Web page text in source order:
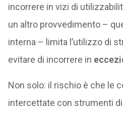
incorrere in vizi di
un altro provvedimento –
interna – limita l’utilizzo di
evitare di incorrere in
Non solo: il rischio è che le
intercettate con strumenti